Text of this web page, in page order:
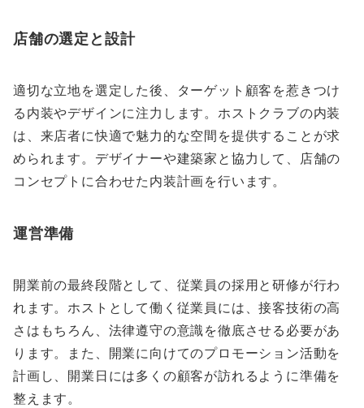
店舗の選定と設計
適切な立地を選定した後、ターゲット顧客を惹きつけ
る内装やデザインに注力します。ホストクラブの内装
は、来店者に快適で魅力的な空間を提供することが求
められます。デザイナーや建築家と協力して、店舗の
コンセプトに合わせた内装計画を行います。
運営準備
開業前の最終段階として、従業員の採用と研修が行わ
れます。ホストとして働く従業員には、接客技術の高
さはもちろん、法律遵守の意識を徹底させる必要があ
ります。また、開業に向けてのプロモーション活動を
計画し、開業日には多くの顧客が訪れるように準備を
整えます。